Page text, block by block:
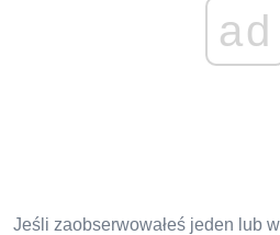
ad
Jeśli zaobserwowałeś jeden lub